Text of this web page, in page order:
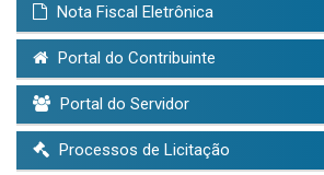
Nota Fiscal Eletrônica
Portal do Contribuinte
Portal do Servidor
Processos de Licitação